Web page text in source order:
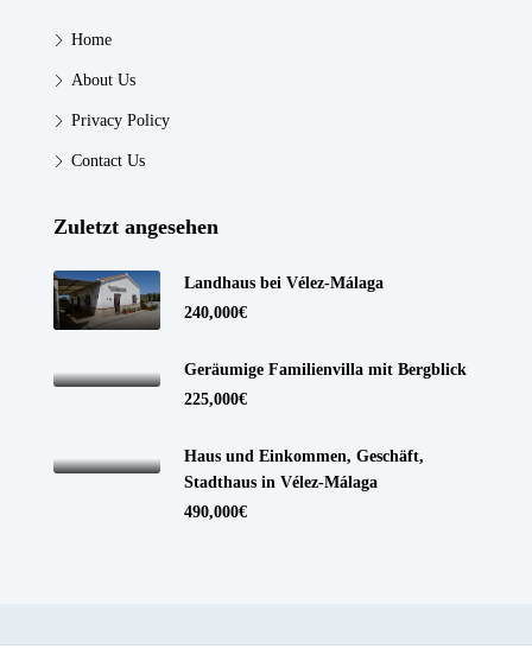
Home
About Us
Privacy Policy
Contact Us
Zuletzt angesehen
Landhaus bei Vélez-Málaga
240,000€
Geräumige Familienvilla mit Bergblick
225,000€
Haus und Einkommen, Geschäft,
Stadthaus in Vélez-Málaga
490,000€